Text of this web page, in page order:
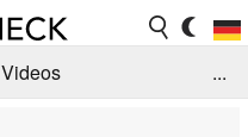
Videos
...